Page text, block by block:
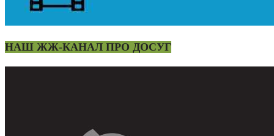
НАШ ЖЖ-КАНАЛ ПРО ДОСУГ